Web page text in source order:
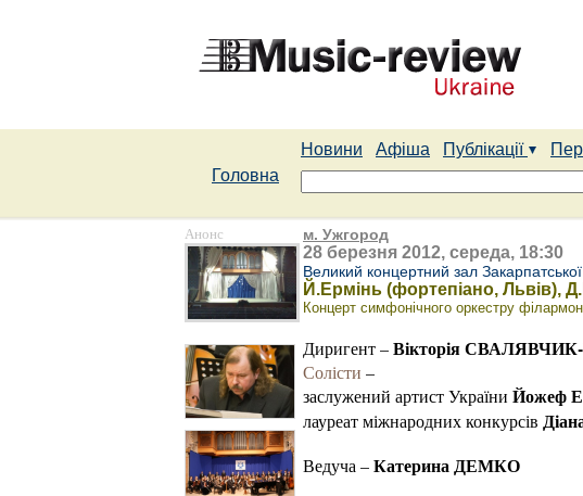
Новини Афіша Публікації
Головна
Анонс м. Ужгород
28 березня 2012, середа, 18:30
Великий концертний зал
Й.Ермінь (фортепіано, Львів),
Концерт симфонічного оркестру
Диригент –Вікторія
Солісти –
заслужений артист України Йожеф
лауреат міжнародних конкурсів
Ведуча –Катерина ДЕМКО